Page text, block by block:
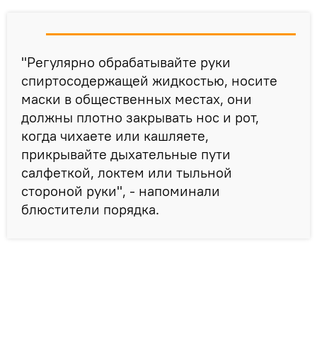
"Регулярно обрабатывайте руки
спиртосодержащей жидкостью, носите
маски в общественных местах, они
должны плотно закрывать нос и рот,
когда чихаете или кашляете,
прикрывайте дыхательные пути
салфеткой, локтем или тыльной
стороной руки", - напоминали
блюстители порядка.